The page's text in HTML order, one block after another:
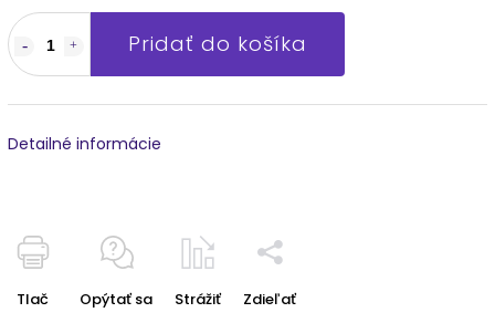
Pridať do košíka
Detailné informácie
Tlač Opýtať sa Strážiť Zdieľať